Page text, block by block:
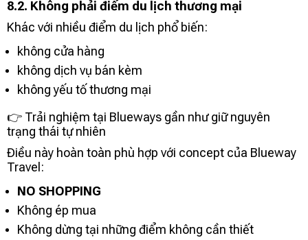
8.2. Không phải điểm du lịch thương mại
Khác với nhiều điểm du lịch phổ biến:
không cửa hàng
không dịch vụ bán kèm
không yếu tố thương mại
👉 Trải nghiệm tại Blueways gần như giữ nguyên
trạng thái tự nhiên
Điều này hoàn toàn phù hợp với concept của Blueway
Travel:
NO SHOPPING
Không ép mua
Không dừng tại những điểm không cần thiết